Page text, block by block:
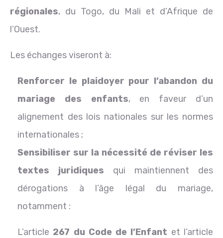
régionales, du Togo, du Mali et d’Afrique de
l’Ouest.
Les échanges viseront à:
Renforcer le plaidoyer pour l’abandon du
mariage des enfants, en faveur d’un
alignement des lois nationales sur les normes
internationales ;
Sensibiliser sur la nécessité de réviser les
textes juridiques qui maintiennent des
dérogations à l’âge légal du mariage,
notamment :
L’article 267 du Code de l’Enfant et l’article